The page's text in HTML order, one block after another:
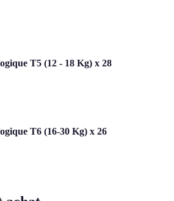
T5 (12 - 18 Kg) x 28
T6 (16-30 Kg) x 26